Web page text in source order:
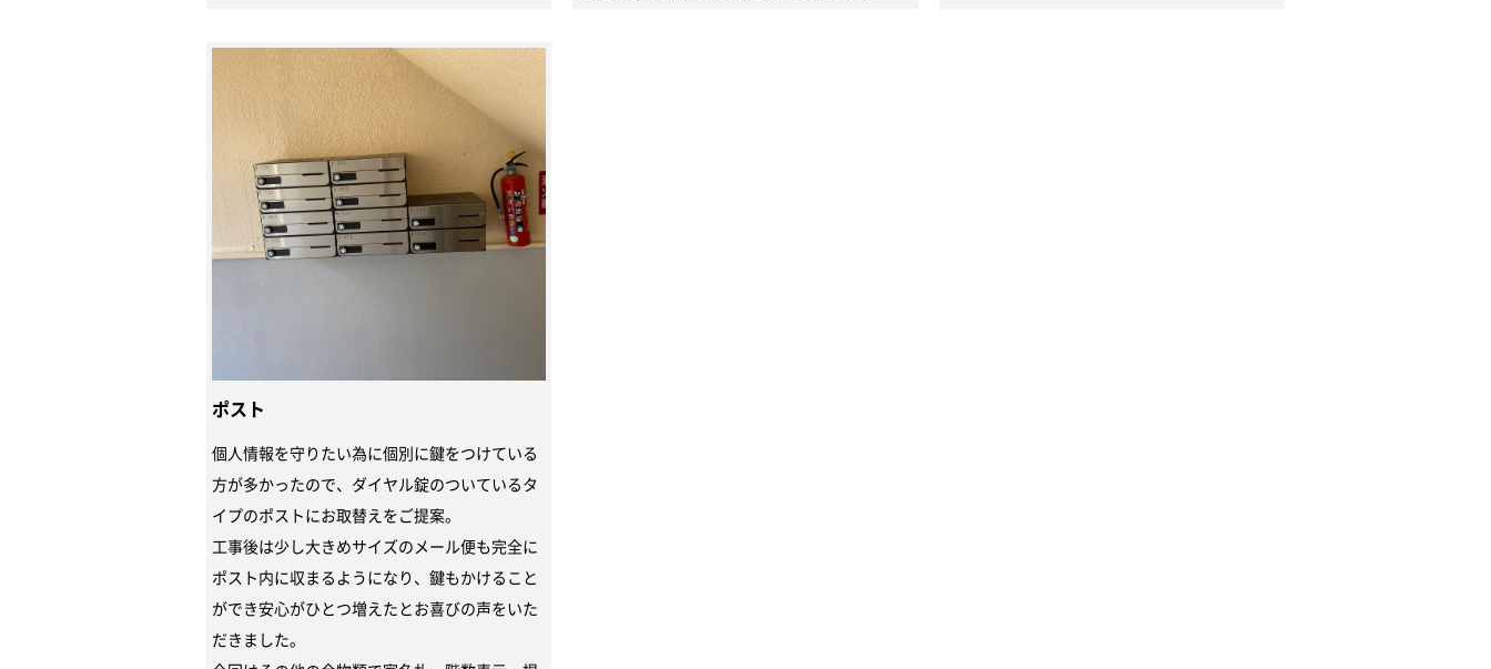
ポスト
個人情報を守りたい為に個別に鍵をつけている
方が多かったので、ダイヤル錠のついているタ
イプのポストにお取替えをご提案。
工事後は少し大きめサイズのメール便も完全に
ポスト内に収まるようになり、鍵もかけること
ができ安心がひとつ増えたとお喜びの声をいた
だきました。